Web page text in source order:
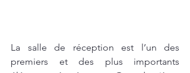
La salle de réception est l’un des
premiers et des plus importants